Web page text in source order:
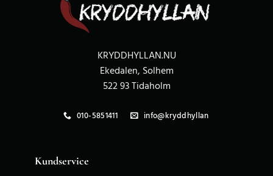
KRYDDHYLLAN.NU
Ekedalen, Solhem
522 93 Tidaholm
010-5851411 info@kryddhyllan
Kundservice